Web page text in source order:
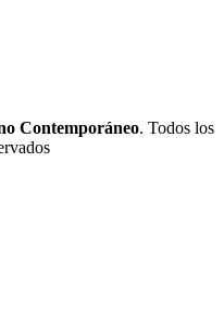
Contemporáneo. Todos los